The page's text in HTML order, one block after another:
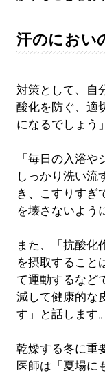
汗のにおい
対策として、自
酸化を防ぐ、適
になるでしょう
「毎日の入浴
しっかり洗い流
き、こすりすぎ
を壊さないよう
また、「抗酸化
を摂取すること
て運動するなど
減して健康的な
す」と話します。
乾燥する冬に重
医師は「夏場に